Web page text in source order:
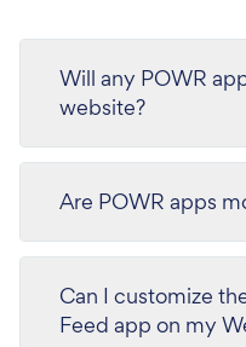
Will any POWR
website?
Are POWR apps
Can I customize
Feed app on my